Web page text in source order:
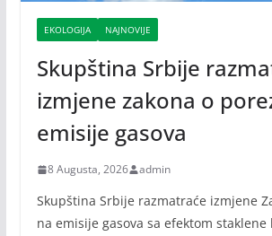
EKOLOGIJA NAJNOVIJE
Skupština Srbije
izmjene zakona o
emisije gasova
8 Augusta, 2026 admin
Skupština Srbije razmatraće izmjene
na emisije gasova sa efektom staklene